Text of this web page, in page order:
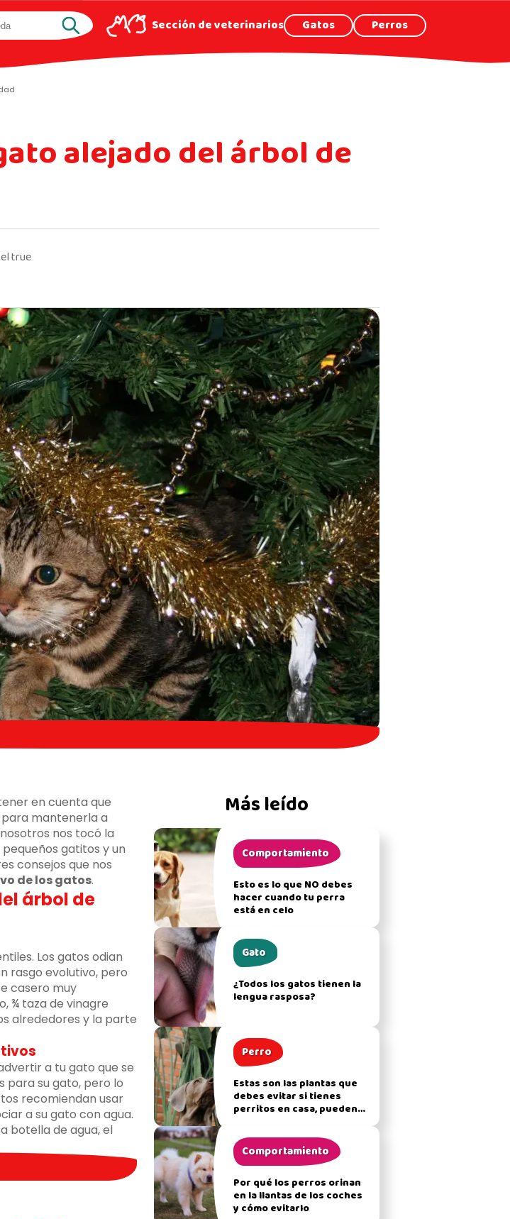
Sección de veterinarios Gatos Perros
alejado del árbol de
true
en cuenta que
mantenerla a
nos tocó la
gatitos y un
consejos que nos
de los gatos.
árbol de
Los gatos odian
rasgo evolutivo, pero
casero muy
¾ taza de vinagre
alrededores y la parte
a tu gato que se
para su gato, pero lo
recomiendan usar
a su gato con agua.
botella de agua, el
Más leído
Comportamiento
Esto es lo que NO debes
hacer cuando tu perra
está en celo
Gato
¿Todos los gatos tienen la
lengua rasposa?
Perro
Estas son las plantas que
debes evitar si tienes
perritos en casa, pueden
Comportamiento
Por qué los perros orinan
en la llantas de los coches
y cómo evitarlo